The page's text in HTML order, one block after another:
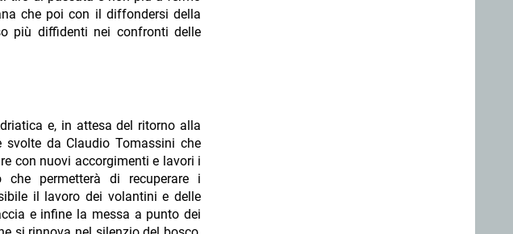
che poi con il diffondersi della
più diffidenti nei confronti delle
e, in attesa del ritorno alla
da Claudio Tomassini che
con nuovi accorgimenti e lavori i
che permetterà di recuperare i
il lavoro dei volantini e delle
e infine la messa a punto dei